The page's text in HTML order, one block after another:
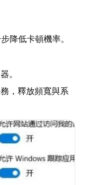
降低卡頓機率。
。
，釋放頻寬與系